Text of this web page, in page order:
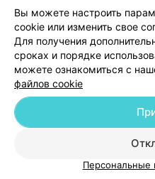
Медицинский
Пользовательское
Вакансии
Написать
Написать
Персональные
Вы можете настроить
cookie или изменить свое
Для получения
сроках и порядке
можете ознакомиться с
файлов cookie
Персональные